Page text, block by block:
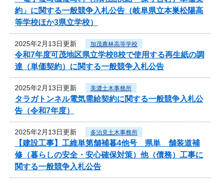
約」に関する一般競争入札公告（岐阜県立本巣松陽高
等学校ほか3県立学校）
2025年2月13日更新 加茂農林高等学校
令和7年度可茂地区県立学校8校で使用する再生紙の調
達（単価契約）に関する一般競争入札公告
2025年2月13日更新 美濃土木事務所
タラガトンネル電気需給契約に関する一般競争入札公
告（令和7年度）
2025年2月13日更新 多治見土木事務所
【建設工事】工維単第舗補暮4他号 県単 舗装道補
修（暮らしの安全・安心確保対策）他（債務）工事に
関する一般競争入札公告